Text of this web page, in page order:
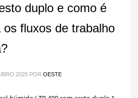
duplo e como é
os fluxos de trabalho
2025 POR OESTE